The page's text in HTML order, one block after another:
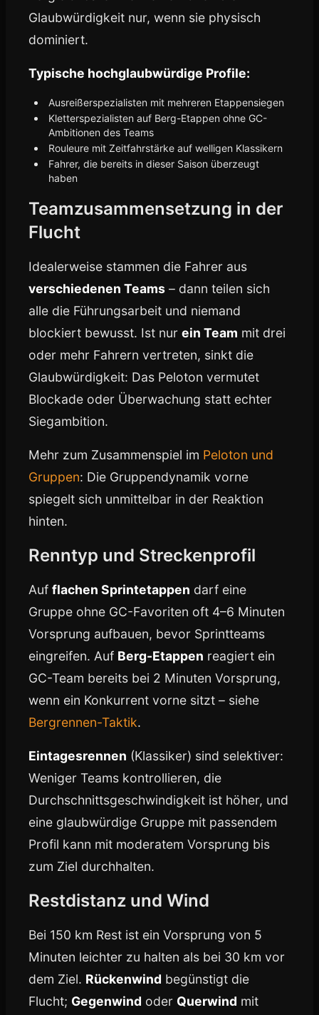
Glaubwürdigkeit nur, wenn sie physisch
dominiert.
Typische hochglaubwürdige Profile:
Ausreißerspezialisten mit mehreren Etappensiegen
Kletterspezialisten auf Berg-Etappen ohne GC-
Ambitionen des Teams
Rouleure mit Zeitfahrstärke auf welligen Klassikern
Fahrer, die bereits in dieser Saison überzeugt
haben
Teamzusammensetzung in der
Flucht
Idealerweise stammen die Fahrer aus
verschiedenen Teams – dann teilen sich
alle die Führungsarbeit und niemand
blockiert bewusst. Ist nur ein Team mit drei
oder mehr Fahrern vertreten, sinkt die
Glaubwürdigkeit: Das Peloton vermutet
Blockade oder Überwachung statt echter
Siegambition.
Mehr zum Zusammenspiel im Peloton und
Gruppen: Die Gruppendynamik vorne
spiegelt sich unmittelbar in der Reaktion
hinten.
Renntyp und Streckenprofil
Auf flachen Sprintetappen darf eine
Gruppe ohne GC-Favoriten oft 4–6 Minuten
Vorsprung aufbauen, bevor Sprintteams
eingreifen. Auf Berg-Etappen reagiert ein
GC-Team bereits bei 2 Minuten Vorsprung,
wenn ein Konkurrent vorne sitzt – siehe
Bergrennen-Taktik.
Eintagesrennen (Klassiker) sind selektiver:
Weniger Teams kontrollieren, die
Durchschnittsgeschwindigkeit ist höher, und
eine glaubwürdige Gruppe mit passendem
Profil kann mit moderatem Vorsprung bis
zum Ziel durchhalten.
Restdistanz und Wind
Bei 150 km Rest ist ein Vorsprung von 5
Minuten leichter zu halten als bei 30 km vor
dem Ziel. Rückenwind begünstigt die
Flucht; Gegenwind oder Querwind mit